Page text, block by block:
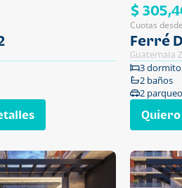
$
Cuotas
Ferré
Guatemala
3
2 baños
2